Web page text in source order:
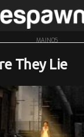
MAINOS
They Lie